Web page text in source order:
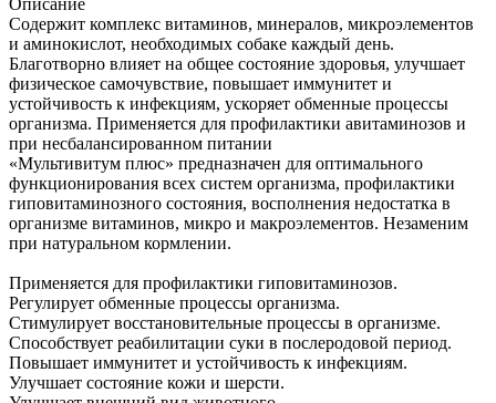
Содержит комплекс витаминов, минералов, микроэлементов
и аминокислот, необходимых собаке каждый день.
Благотворно влияет на общее состояние здоровья, улучшает
физическое самочувствие, повышает иммунитет и
устойчивость к инфекциям, ускоряет обменные процессы
организма. Применяется для профилактики авитаминозов и
при несбалансированном питании
«Мультивитум плюс» предназначен для оптимального
функционирования всех систем организма, профилактики
гиповитаминозного состояния, восполнения недостатка в
организме витаминов, микро и макроэлементов. Незаменим
при натуральном кормлении.
Применяется для профилактики гиповитаминозов.
Регулирует обменные процессы организма.
Стимулирует восстановительные процессы в организме.
Способствует реабилитации суки в послеродовой период.
Повышает иммунитет и устойчивость к инфекциям.
Улучшает состояние кожи и шерсти.